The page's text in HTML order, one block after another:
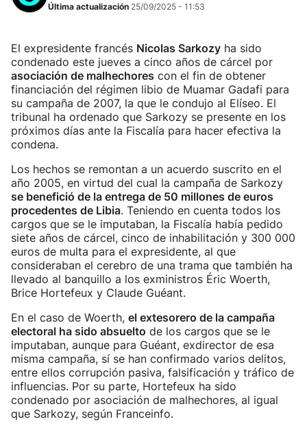
Última actualización 25/09/2025 - 11:53
El expresidente francés Nicolas Sarkozy ha sido
condenado este jueves a cinco años de cárcel por
asociación de malhechores con el fin de obtener
financiación del régimen libio de Muamar Gadafi para
su campaña de 2007, la que le condujo al Elíseo. El
tribunal ha ordenado que Sarkozy se presente en los
próximos días ante la Fiscalía para hacer efectiva la
condena.
Los hechos se remontan a un acuerdo suscrito en el
año 2005, en virtud del cual la campaña de Sarkozy
se benefició de la entrega de 50 millones de euros
procedentes de Libia. Teniendo en cuenta todos los
cargos que se le imputaban, la Fiscalía había pedido
siete años de cárcel, cinco de inhabilitación y 300 000
euros de multa para el expresidente, al que
consideraban el cerebro de una trama que también ha
llevado al banquillo a los exministros Éric Woerth,
Brice Hortefeux y Claude Guéant.
En el caso de Woerth, el extesorero de la campaña
electoral ha sido absuelto de los cargos que se le
imputaban, aunque para Guéant, exdirector de esa
misma campaña, sí se han confirmado varios delitos,
entre ellos corrupción pasiva, falsificación y tráfico de
influencias. Por su parte, Hortefeux ha sido
condenado por asociación de malhechores, al igual
que Sarkozy, según Franceinfo.